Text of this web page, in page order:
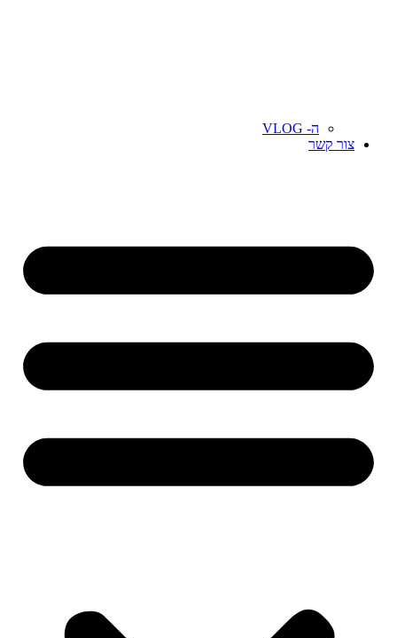
ה- VLOG
צור קשר